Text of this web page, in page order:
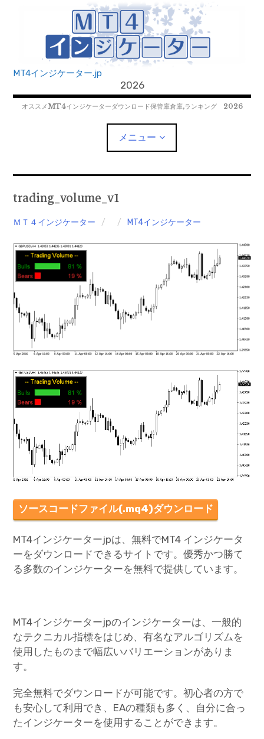
MT4インジケーター.jp
2026
オススメMT4インジケーターダウンロード保管庫倉庫,ランキング 2026
メニュー
MT4EAﾀﾞｳﾝﾛｰﾄﾞ
MT5EAﾀﾞｳﾝﾛｰﾄﾞ
MT5インジケーター
mqファイルをexファイルにする方法
trading_volume_v1
ＭＴ４インジケーター MT4インジケーター
ソースコードファイル(.mq4)ダウンロード
MT4インジケーターjpは、無料でMT4 インジケータ
ーをダウンロードできるサイトです。優秀かつ勝て
る多数のインジケーターを無料で提供しています。
MT4インジケーターjpのインジケーターは、一般的
なテクニカル指標をはじめ、有名なアルゴリズムを
使用したものまで幅広いバリエーションがありま
す。
完全無料でダウンロードが可能です。初心者の方で
も安心して利用でき、EAの種類も多く、自分に合っ
たインジケーターを使用することができます。